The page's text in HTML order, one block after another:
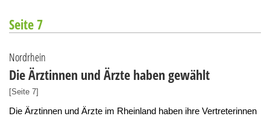
Seite 7
Nordrhein
Die Ärztinnen und Ärzte haben gewählt
[Seite 7]
Die Ärztinnen und Ärzte im Rheinland haben ihre Vertreterinnen